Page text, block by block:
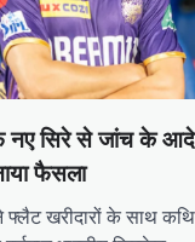
नए सिरे से जांच के
फैसला
फ्लैट खरीदारों के साथ